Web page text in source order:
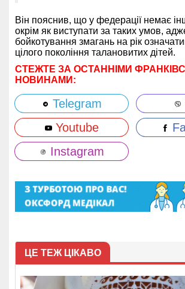
Він пояснив, що у федерації немає
окрім як виступати за таких умов,
бойкотування змагань на рік
цілого покоління талановитих дітей.
СТЕЖТЕ ЗА ОСТАННІМИ
НОВИНАМИ:
Telegram
Youtube
Instagram
ЦЕ ТЕЖ ЦІКАВО